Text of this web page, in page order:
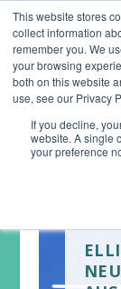
This website stores
collect information
remember you. We
your browsing
both on this website
use, see our Privacy
If you decline,
website. A single
your preference